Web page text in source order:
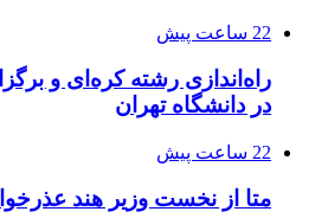
22 ساعت پیش
در دانشگاه تهران
22 ساعت پیش
متا از نخست وزیر هند